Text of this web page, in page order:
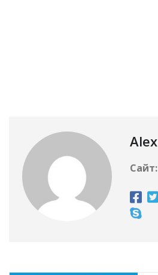
Alex
Сайт: